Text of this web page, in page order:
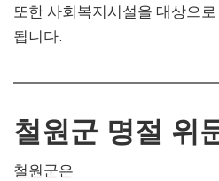
또한 사회복지시설을 대상으로
됩니다.
철원군 명절 위
철원군은